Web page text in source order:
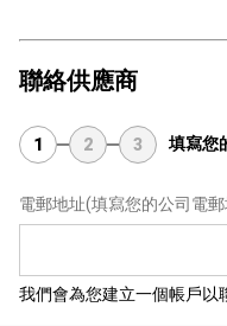
聯絡供應商
1 2 3 填寫您
電郵地址(填寫您的公司電
我們會為您建立一個帳戶以